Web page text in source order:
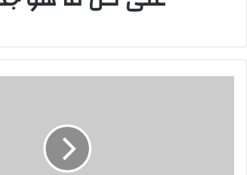
خطوة في هذه العملية في
بين سنتين إلى خمس سنوات، إذ
الرسام أن يعمل بدقة ويدخل في